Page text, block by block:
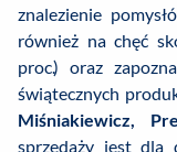
znalezienie
również na chęć
proc.) oraz
świątecznych
Miśniakiewicz,
sprzedaży jest dla